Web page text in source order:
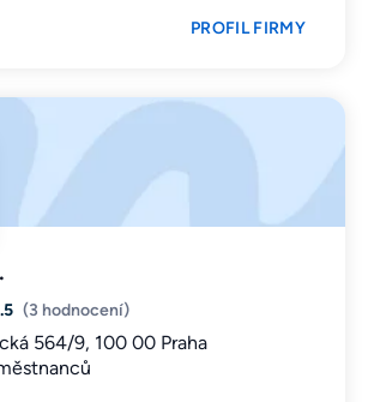
PROFIL FIRMY
(3 hodnocení)
564/9, 100 00 Praha